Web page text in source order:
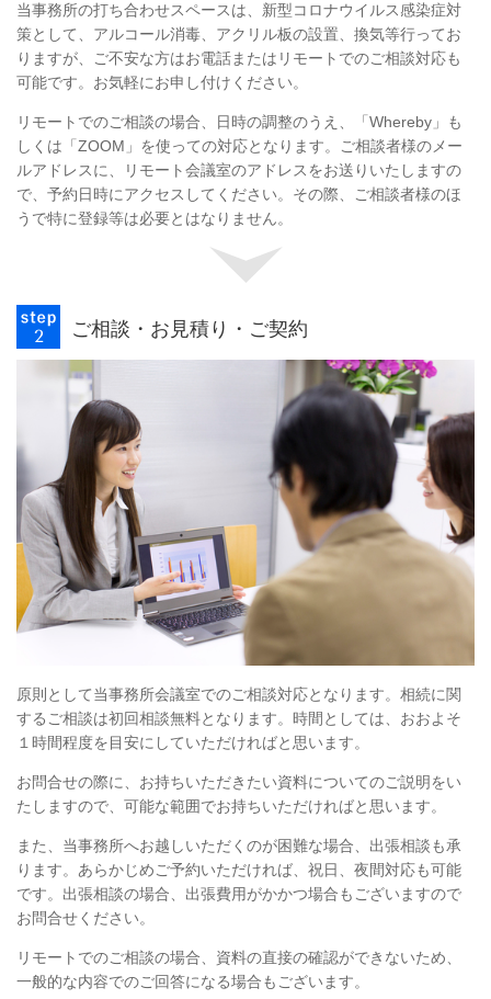
当事務所の打ち合わせスペースは、新型コロナウイルス感染症対
策として、アルコール消毒、アクリル板の設置、換気等行ってお
りますが、ご不安な方はお電話またはリモートでのご相談対応も
可能です。お気軽にお申し付けください。
リモートでのご相談の場合、日時の調整のうえ、「Whereby」も
しくは「ZOOM」を使っての対応となります。ご相談者様のメー
ルアドレスに、リモート会議室のアドレスをお送りいたしますの
で、予約日時にアクセスしてください。その際、ご相談者様のほ
うで特に登録等は必要とはなりません。
ご相談・お見積り・ご契約
原則として当事務所会議室でのご相談対応となります。相続に関
するご相談は初回相談無料となります。時間としては、おおよそ
１時間程度を目安にしていただければと思います。
お問合せの際に、お持ちいただきたい資料についてのご説明をい
たしますので、可能な範囲でお持ちいただければと思います。
また、当事務所へお越しいただくのが困難な場合、出張相談も承
ります。あらかじめご予約いただければ、祝日、夜間対応も可能
です。出張相談の場合、出張費用がかかつ場合もございますので
お問合せください。
リモートでのご相談の場合、資料の直接の確認ができないため、
一般的な内容でのご回答になる場合もございます。